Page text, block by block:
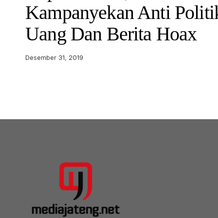
Kampanyekan Anti
Uang Dan Berita Hoax
Desember 31, 2019